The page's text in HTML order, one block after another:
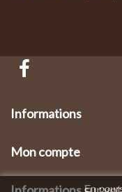
Informations
Mon compte
En